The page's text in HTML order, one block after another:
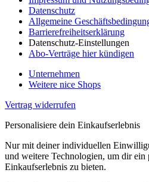
Datenschutz
Allgemeine
Barrierefreiheitserklärung
Datenschutz-Einstellungen
Abo-Verträge hier kündigen
Unternehmen
Weitere nice Shops
Vertrag widerrufen
Personalisiere dein Einkaufserlebnis
Nur mit deiner individuellen
und weitere Technologien, um dir ein
Einkaufserlebnis zu bieten.